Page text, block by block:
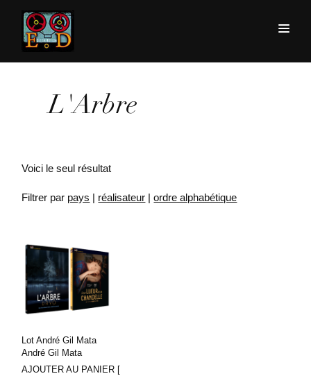
L'Arbre
Voici le seul résultat
Filtrer par pays | réalisateur |ordre alphabétique
Lot André Gil Mata
André Gil Mata
AJOUTER AU PANIER [